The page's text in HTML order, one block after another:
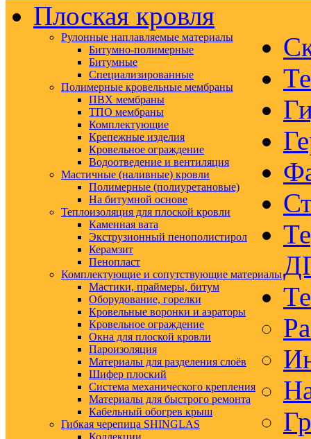
Плоская кровля
Рулонные наплавляемые материалы
Битумно-полимерные
Битумные
Специализированные
Полимерные кровельные мембраны
ПВХ мембраны
ТПО мембраны
Комплектующие
Крепежные изделия
Кровельное ограждение
Водоотведение и вентиляция
Мастичные (наливные) кровли
Полимерные (полиуретановые)
На битумной основе
Теплоизоляция для плоской кровли
Каменная вата
Экструзионный пенополистирол
Керамзит
Пенопласт
Комплектующие и сопутствующие материалы
Мастики, праймеры, битум
Оборудование, горелки
Кровельные воронки и аэраторы
Кровельное ограждение
Окна для плоской кровли
Пароизоляция
Материалы для разделения слоёв
Шифер плоский
Система механического крепления
Материалы для быстрого ремонта
Кабельный обогрев крыш
Гибкая черепица SHINGLAS
Коллекции